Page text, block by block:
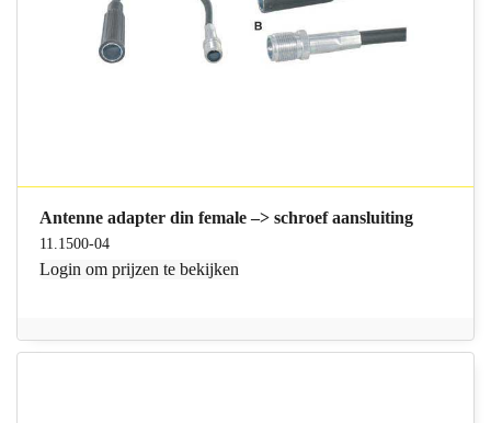
Antenne adapter din female –> schroef aansluiting
11.1500-04
Login om prijzen te bekijken